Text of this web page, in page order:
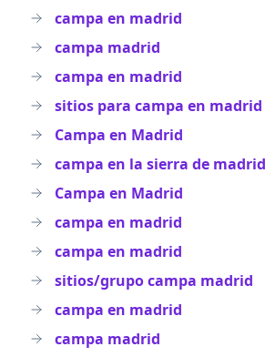
campa en madrid
campa madrid
campa en madrid
sitios para campa en madrid
Campa en Madrid
campa en la sierra de
Campa en Madrid
campa en madrid
campa en madrid
sitios/grupo campa madrid
campa en madrid
campa madrid